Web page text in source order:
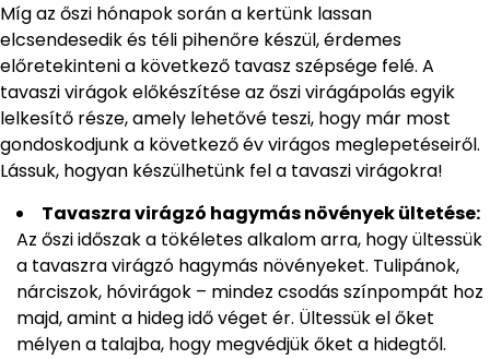
Míg az őszi hónapok során a kertünk lassan
elcsendesedik és téli pihenőre készül, érdemes
előretekinteni a következő tavasz szépsége felé. A
tavaszi virágok előkészítése az őszi virágápolás egyik
lelkesítő része, amely lehetővé teszi, hogy már most
gondoskodjunk a következő év virágos meglepetéseiről.
Lássuk, hogyan készülhetünk fel a tavaszi virágokra!
Tavaszra virágzó hagymás növények ültetése:
Az őszi időszak a tökéletes alkalom arra, hogy ültessük
a tavaszra virágzó hagymás növényeket. Tulipánok,
nárciszok, hóvirágok – mindez csodás színpompát hoz
majd, amint a hideg idő véget ér. Ültessük el őket
mélyen a talajba, hogy megvédjük őket a hidegtől.